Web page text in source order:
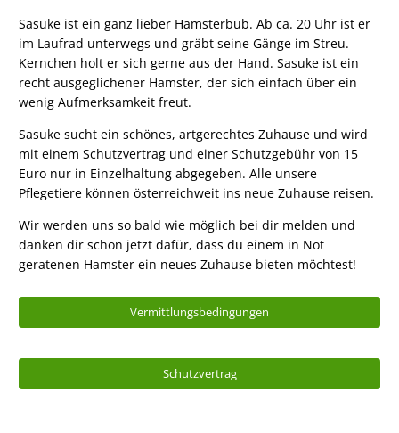
Sasuke ist ein ganz lieber Hamsterbub. Ab ca. 20 Uhr ist er
im Laufrad unterwegs und gräbt seine Gänge im Streu.
Kernchen holt er sich gerne aus der Hand. Sasuke ist ein
recht ausgeglichener Hamster, der sich einfach über ein
wenig Aufmerksamkeit freut.
Sasuke sucht ein schönes, artgerechtes Zuhause und wird
mit einem Schutzvertrag und einer Schutzgebühr von 15
Euro nur in Einzelhaltung abgegeben. Alle unsere
Pflegetiere können österreichweit ins neue Zuhause reisen.
Wir werden uns so bald wie möglich bei dir melden und
danken dir schon jetzt dafür, dass du einem in Not
geratenen Hamster ein neues Zuhause bieten möchtest!
Vermittlungsbedingungen
Schutzvertrag